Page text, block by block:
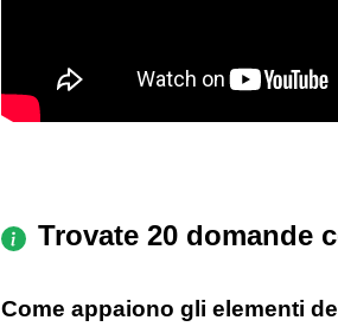
Trovate 20 domande
Come appaiono gli elementi